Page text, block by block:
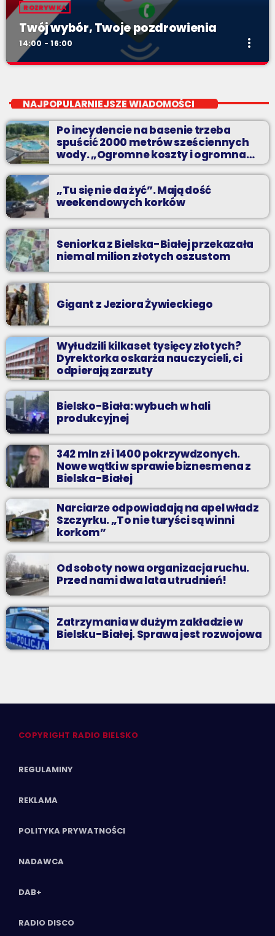
ROZRYWKA
Twój wybór, Twoje pozdrowienia
14:00 - 16:00 more_vert
Zadzwoń do nas, wybierz jedną z dwóch muzycznych
propozycji i pozdrów bliskich na żywo w Radiu BIELSKO.
NAJPOPULARNIEJSZE WIADOMOŚCI
Po incydencie na basenie trzeba
spuścić 2000 metrów sześciennych
wody. „Ogromne koszty i ogromna
praca”
„Tu się nie da żyć”. Mają dość
weekendowych korków
Seniorka z Bielska-Białej przekazała
niemal milion złotych oszustom
Gigant z Jeziora Żywieckiego
Wyłudzili kilkaset tysięcy złotych?
Dyrektorka oskarża nauczycieli, ci
odpierają zarzuty
Bielsko-Biała: wybuch w hali
produkcyjnej
342 mln zł i 1400 pokrzywdzonych.
Nowe wątki w sprawie biznesmena z
Bielska-Białej
Narciarze odpowiadają na apel władz
Szczyrku. „To nie turyści są winni
korkom”
Od soboty nowa organizacja ruchu.
Przed nami dwa lata utrudnień!
Zatrzymania w dużym zakładzie w
Bielsku-Białej. Sprawa jest rozwojowa
COPYRIGHT RADIO BIELSKO
REGULAMINY
REKLAMA
POLITYKA PRYWATNOŚCI
NADAWCA
DAB+
RADIO DISCO